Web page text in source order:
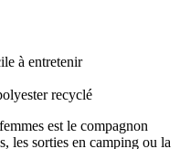
à entretenir
recyclé
est le compagnon
les sorties en camping ou la